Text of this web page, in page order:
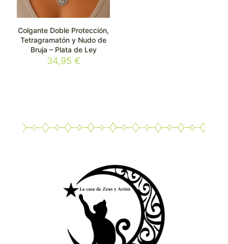
Colgante Doble Protección,
Tetragramatón y Nudo de
Bruja – Plata de Ley
34,95 €